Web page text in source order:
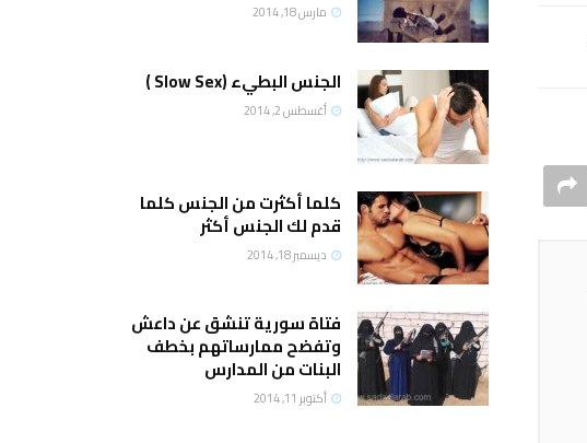
مارس 18, 2014
الجنس البطيء (Slow Sex )
أغسطس 2, 2014
كلما أكثرت من الجنس كلما
قدم لك الجنس أكثر
ديسمبر 18, 2014
فتاة سورية تنشق عن داعش
وتفضح ممارساتهم بخطف
البنات من المدارس
أكتوبر 11, 2014